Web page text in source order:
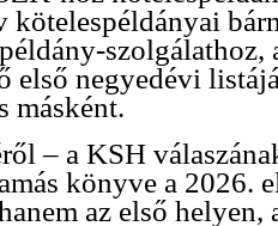
kötelespéldányai
szolgálathoz,
első negyedévi
másként.
– a KSH
könyve a 2026.
az első helyen,